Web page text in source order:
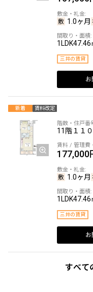
1.0ヶ月
1LDK47.46
三井の賃貸
お
新着 賃料改定
11階 １１０
177,000
1.0ヶ月
1LDK47.46
三井の賃貸
お
すべて